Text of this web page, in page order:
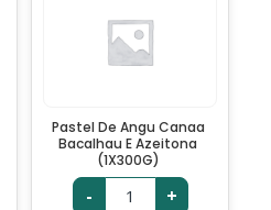
Pastel De Angu Canaa
Bacalhau E Azeitona
(1X300G)
- +